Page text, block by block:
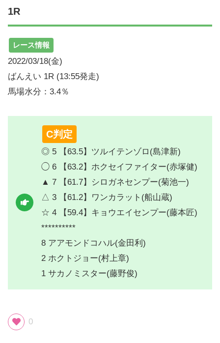
1R
レース情報
2022/03/18(金)
ばんえい 1R (13:55発走)
馬場水分：3.4％
C判定
◎ 5 【63.5】ツルイテンゾロ(島津新)
◯ 6 【63.2】ホクセイファイター(赤塚健)
▲ 7 【61.7】シロガネセンプー(菊池一)
△ 3 【61.2】ワンカラット(船山蔵)
☆ 4 【59.4】キョウエイセンプー(藤本匠)
**********
8 アアモンドコハル(金田利)
2 ホクトジョー(村上章)
1 サカノミスター(藤野俊)
0